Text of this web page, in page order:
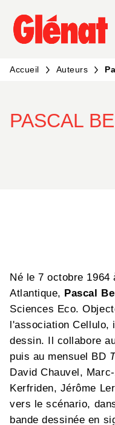
MENU
PIED DE PAGE
Accueil Auteurs
PASCAL
Né le 7 octobre 1964
Atlantique, Pascal
Sciences Eco.
l'association Cellulo,
dessin. Il collabore
puis au mensuel BD
David Chauvel,
Kerfriden, Jérôme
vers le scénario,
bande dessinée en